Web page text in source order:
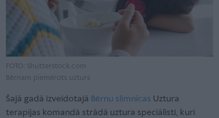
FOTO: Shutterstock.com
Bērnam piemērots uzturs
Šajā gadā izveidotajā Bērnu slimnīcas Uztura
terapijas komandā strādā uztura speciālisti, kuri